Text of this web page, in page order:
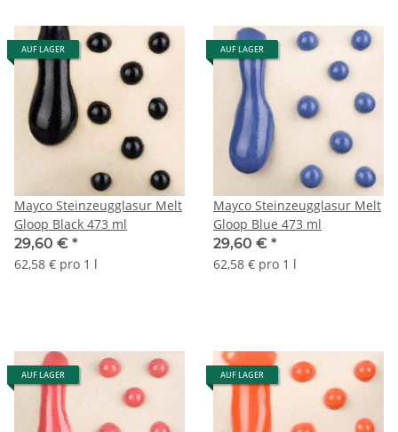
AUF LAGER
Mayco Steinzeugglasur Melt
Gloop Black 473 ml
29,60 € *
62,58 € pro 1 l
AUF LAGER
Mayco Steinzeugglasur Melt
Gloop Blue 473 ml
29,60 € *
62,58 € pro 1 l
AUF LAGER AUF LAGER